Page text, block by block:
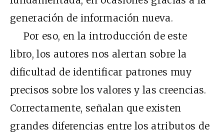
generación de información nueva.
Por eso, en la introducción de este
libro, los autores nos alertan sobre la
dificultad de identificar patrones muy
precisos sobre los valores y las creencias.
Correctamente, señalan que existen
grandes diferencias entre los atributos de